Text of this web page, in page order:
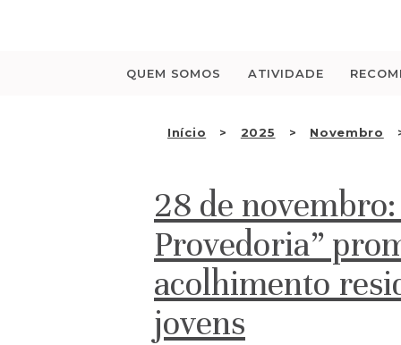
QUEM SOMOS ATIVIDADE
Início 2025 Novembro
28 de
Provedoria”
acolhimento
jovens